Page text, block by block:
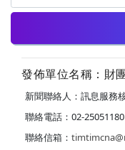
發佈單位名稱：財
新聞聯絡人：訊息服務
聯絡電話：02-25051180
聯絡信箱：